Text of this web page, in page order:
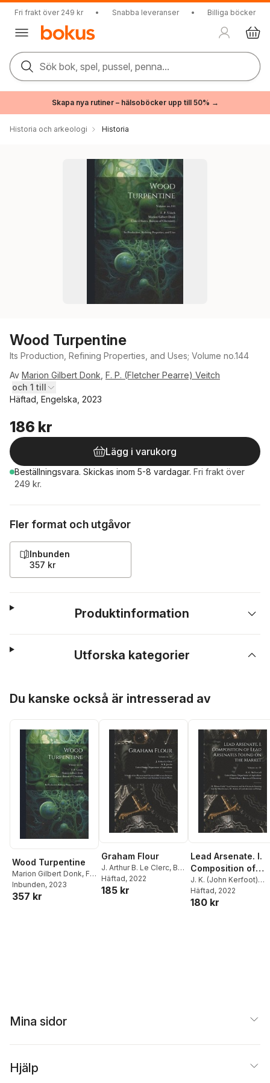
Fri frakt över 249 kr • Snabba leveranser • Billiga böcker
Sök bok, spel, pussel, penna...
Skapa nya rutiner – hälsoböcker upp till 50% →
Historia och arkeologi Historia
Wood Turpentine
Its Production, Refining Properties, and Uses; Volume no.144
Av Marion Gilbert Donk F. P. (Fletcher Pearre) Veitch
och 1 till
Häftad, Engelska, 2023
186 kr
Lägg i varukorg
Beställningsvara. Skickas inom 5-8 vardagar. Fri frakt över
249 kr.
Fler format och utgåvor
Inbunden
357 kr
Produktinformation
Utforska kategorier
Du kanske också är intresserad av
Wood Turpentine
Marion Gilbert Donk, F.
P. (Fletcher Pearre)
Veitch,United States
Inbunden, 2023
357 kr
Graham Flour
J. Arthur B. Le Clerc, B.
R. (Benjamin R. ).
Jacobs,
Häftad, 2022
185 kr
Lead Arsenate. I.
Composition of
Lead Arsenates
Found on the
Market; II. "Home-
J. K. (John Kerfoot)
Haywood,C. C. (Curtis
Criss) McDonnell
Häftad, 2022
180 kr
Mina sidor
Hjälp